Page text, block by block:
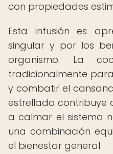
con propiedades
Esta infusión es
singular y por los
organismo. La
tradicionalmente
y combatir el
estrellado contribuye
a calmar el sistema
una combinación
el bienestar general.